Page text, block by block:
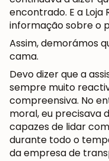
encontrado. E a
informação sobre o
Assim, demorámos
cama.
Devo dizer que a
sempre muito
compreensiva. No
moral, eu precisava
capazes de lidar
durante todo o
da empresa de